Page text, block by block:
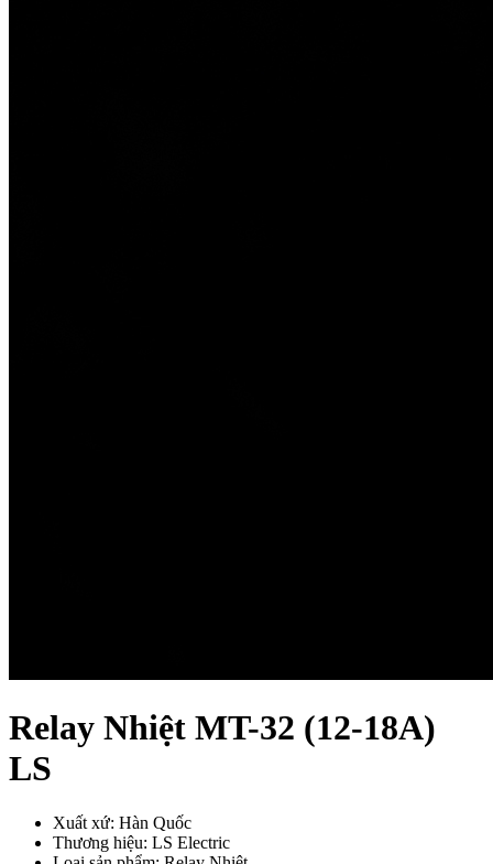
Relay Nhiệt MT-32 (12-18A)
LS
Xuất xứ: Hàn Quốc
Thương hiệu: LS Electric